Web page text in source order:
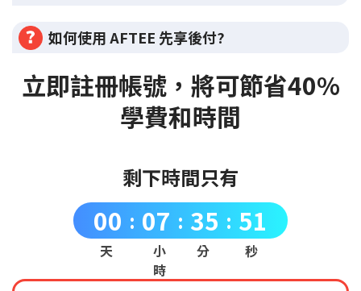
如何使用 AFTEE 先享後付?
立即註冊帳號，將可節省40%
學費和時間
剩下時間只有
00
天
: 07
小
時
: 35
分
: 50
秒